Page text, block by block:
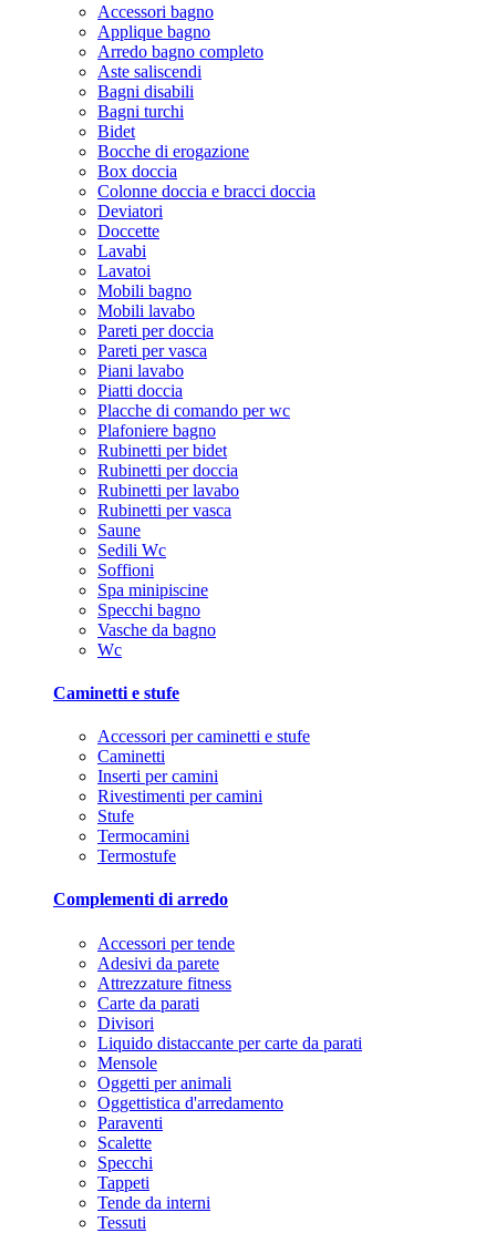
Accessori bagno
Applique bagno
Arredo bagno completo
Aste saliscendi
Bagni disabili
Bagni turchi
Bidet
Bocche di erogazione
Box doccia
Colonne doccia e bracci doccia
Deviatori
Doccette
Lavabi
Lavatoi
Mobili bagno
Mobili lavabo
Pareti per doccia
Pareti per vasca
Piani lavabo
Piatti doccia
Placche di comando per wc
Plafoniere bagno
Rubinetti per bidet
Rubinetti per doccia
Rubinetti per lavabo
Rubinetti per vasca
Saune
Sedili Wc
Soffioni
Spa minipiscine
Specchi bagno
Vasche da bagno
Wc
Caminetti e stufe
Accessori per caminetti e stufe
Caminetti
Inserti per camini
Rivestimenti per camini
Stufe
Termocamini
Termostufe
Complementi di arredo
Accessori per tende
Adesivi da parete
Attrezzature fitness
Carte da parati
Divisori
Liquido distaccante per carte da parati
Mensole
Oggetti per animali
Oggettistica d'arredamento
Paraventi
Scalette
Specchi
Tappeti
Tende da interni
Tessuti